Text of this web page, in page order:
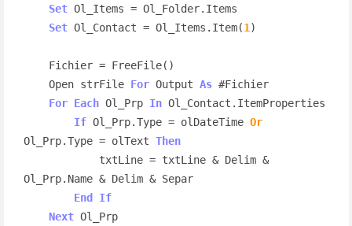
Set Ol_Items = Ol_Folder.Items
Set Ol_Contact = Ol_Items.Item(1 )
    Open strFile
For Output As #Fichier
For Each Ol_Prp In Ol_Contact.ItemProperties
If Ol_Prp.Type = olDateTime Or
Ol_Prp.Type = olText Then
Ol_Prp.Name & Delim & Separ
End If
Next Ol_Prp